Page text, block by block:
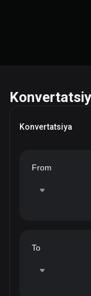
Konvertatsiya
From
To